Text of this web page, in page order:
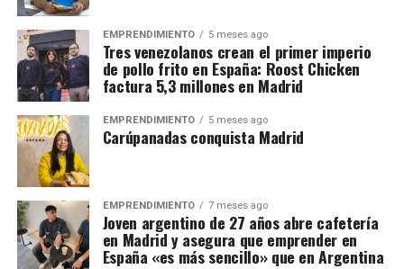
EMPRENDIMIENTO 5 meses ago
Tres venezolanos crean el primer imperio
de pollo frito en España: Roost Chicken
factura 5,3 millones en Madrid
EMPRENDIMIENTO 5 meses ago
Carúpanadas conquista Madrid
EMPRENDIMIENTO 7 meses ago
Joven argentino de 27 años abre cafetería
en Madrid y asegura que emprender en
España «es más sencillo» que en Argentina